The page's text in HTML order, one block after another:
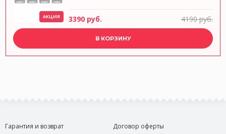
АКЦИЯ 3390 руб. 4190 руб.
В КОРЗИНУ
Гарантия и возврат
Договор оферты